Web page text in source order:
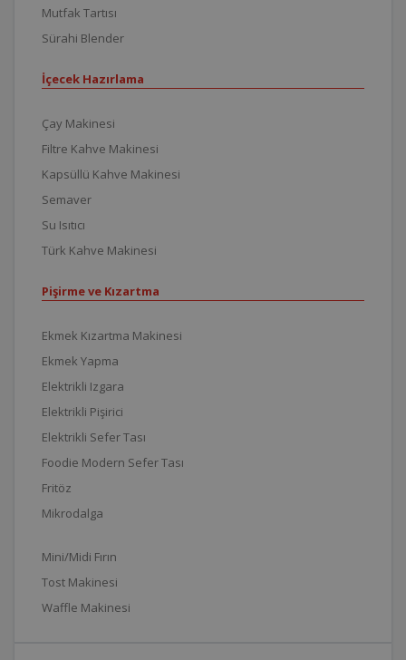
Mutfak Tartısı
Sürahi Blender
İçecek Hazırlama
Çay Makinesi
Filtre Kahve Makinesi
Kapsüllü Kahve Makinesi
Semaver
Su Isıtıcı
Türk Kahve Makinesi
Pişirme ve Kızartma
Ekmek Kızartma Makinesi
Ekmek Yapma
Elektrikli Izgara
Elektrikli Pişirici
Elektrikli Sefer Tası
Foodie Modern Sefer Tası
Fritöz
Mikrodalga
Mini/Midi Fırın
Tost Makinesi
Waffle Makinesi